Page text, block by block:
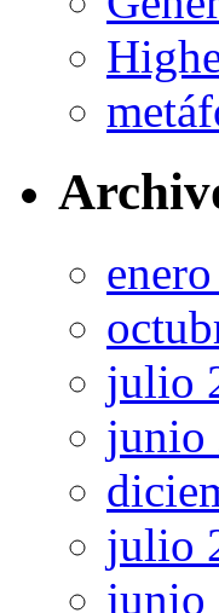
julio
junio
julio
junio